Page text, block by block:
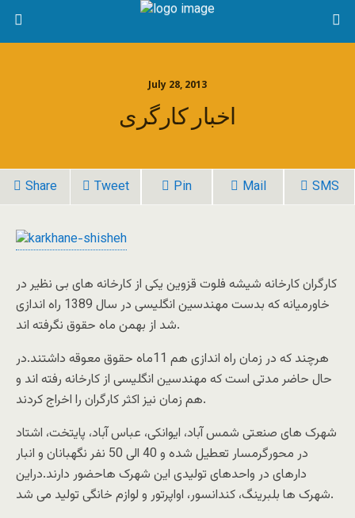
July 28, 2013
اخبار کارگری
Share Tweet Pin Mail SMS
کارگران کارخانه شیشه فلوت قزوین یکی از کارخانه های بی نظیر در
خاورمیانه که بدست مهندسین انگلیسی در سال 1389 راه اندازی
شد از بهمن ماه حقوق نگرفته اند.
هرچند که در زمان راه اندازی هم 11ماه حقوق معوقه داشتند.در
حال حاضر مدتی است که مهندسین انگلیسی از کارخانه رفته اند و
هم زمان نیز اکثر کارگران را اخراج کردند.
شهرک های صنعتی شمس آباد، ایوانکی، عباس آباد، پایتخت، اشتاد
در محورگرمسار تعطیل شده و 40 الی 50 نفر نگهبانان و انبار
دارهای در واحدهای تولیدی این شهرک هاحضور دارند.دراین
شهرک ها بلبرینگ، کندانسور، اواپرتور و لوازم خانگی تولید می شد.